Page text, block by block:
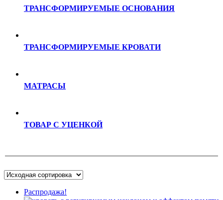
ТРАНСФОРМИРУЕМЫЕ ОСНОВАНИЯ
ТРАНСФОРМИРУЕМЫЕ КРОВАТИ
МАТРАСЫ
ТОВАР С УЦЕНКОЙ
Распродажа!